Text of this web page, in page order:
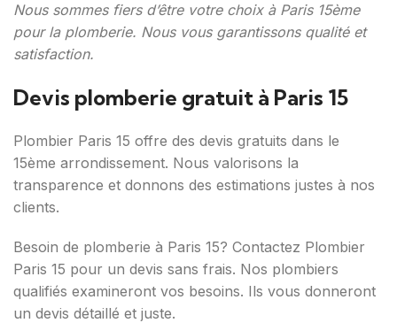
Nous sommes fiers d’être votre choix à Paris 15ème
pour la plomberie. Nous vous garantissons qualité et
satisfaction.
Devis plomberie gratuit à Paris 15
Plombier Paris 15 offre des devis gratuits dans le
15ème arrondissement. Nous valorisons la
transparence et donnons des estimations justes à nos
clients.
Besoin de plomberie à Paris 15? Contactez Plombier
Paris 15 pour un devis sans frais. Nos plombiers
qualifiés examineront vos besoins. Ils vous donneront
un devis détaillé et juste.